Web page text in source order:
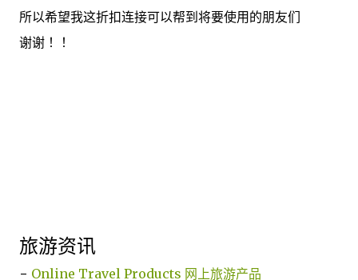
所以希望我这折扣连接可以帮到将要使用的朋友们
谢谢 ！！
旅游资讯
- Online Travel Products 网上旅游产品